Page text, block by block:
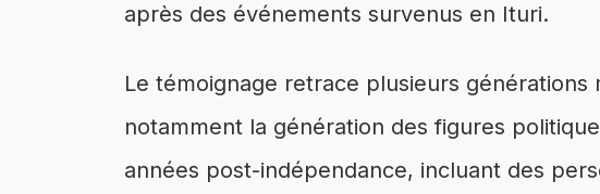
après des événements survenus en Ituri.
Le témoignage retrace plusieurs générations
notamment la génération des figures
années post-indépendance, incluant des